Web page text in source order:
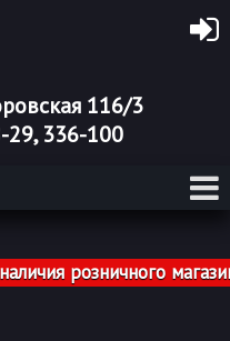
116/3
29, 336-100
розничного магазина